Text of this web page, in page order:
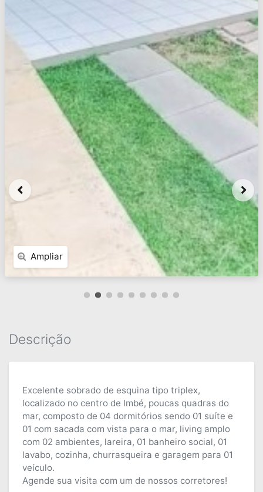
Ampliar
Descrição
Excelente sobrado de esquina tipo triplex,
localizado no centro de Imbé, poucas quadras do
mar, composto de 04 dormitórios sendo 01 suíte e
01 com sacada com vista para o mar, living amplo
com 02 ambientes, lareira, 01 banheiro social, 01
lavabo, cozinha, churrasqueira e garagem para 01
veículo.
Agende sua visita com um de nossos corretores!